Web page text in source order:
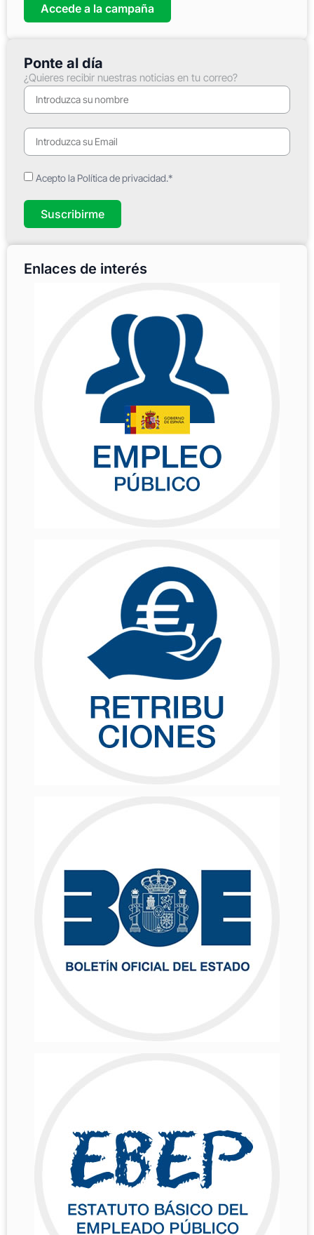
Accede a la campaña
Ponte al día
¿Quieres recibir nuestras noticias en tu correo?
Acepto la Política de privacidad.*
Suscribirme
Enlaces de interés